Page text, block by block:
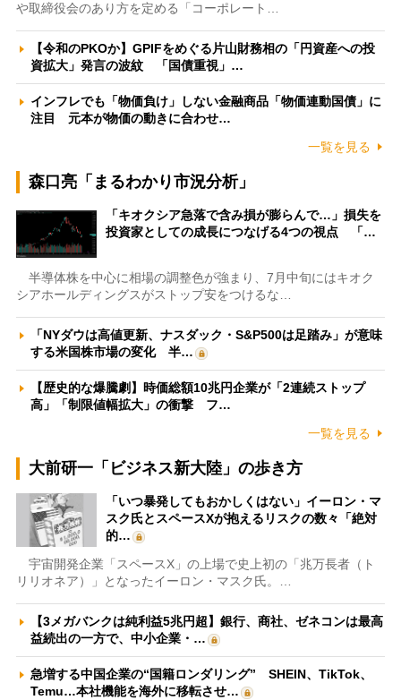
や取締役会のあり方を定める「コーポレート…
【令和のPKOか】GPIFをめぐる片山財務相の「円資産への投
資拡大」発言の波紋 「国債重視」…
インフレでも「物価負け」しない金融商品「物価連動国債」に
注目 元本が物価の動きに合わせ…
一覧を見る
森口亮「まるわかり市況分析」
「キオクシア急落で含み損が膨らんで…」損失を
投資家としての成長につなげる4つの視点 「…
半導体株を中心に相場の調整色が強まり、7月中旬にはキオク
シアホールディングスがストップ安をつけるな…
「NYダウは高値更新、ナスダック・S&P500は足踏み」が意味
する米国株市場の変化 半…
【歴史的な爆騰劇】時価総額10兆円企業が「2連続ストップ
高」「制限値幅拡大」の衝撃 フ…
一覧を見る
大前研一「ビジネス新大陸」の歩き方
「いつ暴発してもおかしくはない」イーロン・マ
スク氏とスペースXが抱えるリスクの数々「絶対
的…
宇宙開発企業「スペースX」の上場で史上初の「兆万長者（ト
リリオネア）」となったイーロン・マスク氏。…
【3メガバンクは純利益5兆円超】銀行、商社、ゼネコンは最高
益続出の一方で、中小企業・…
急増する中国企業の“国籍ロンダリング” SHEIN、TikTok、
Temu…本社機能を海外に移転させ…